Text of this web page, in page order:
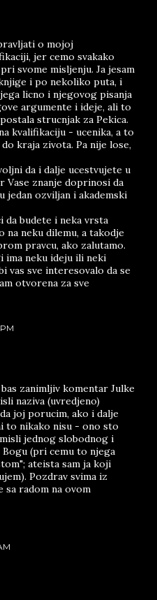
o mojoj
jer cemo svakako
svome misljenju. Ja jesam
i po nekoliko puta, i
licno i njegovog pisanja
argumente i ideje, ali to
strucnjak za Pekica.
kvalifikaciju - ucenika, a to
kraja zivota. Pa nije lose,
da i dalje ucestvujete u
Vase znanje doprinosi da
jedan ozviljan i akademski
da budete i neka vrsta
na neku dilemu, a takodje
pravcu, ako zalutamo.
ima neku ideju ili neki
vas sve interesovalo da se
otvorena za sve
zanimljiv komentar Julke
naziva (uvredjeno)
joj porucim, ako i dalje
to nikako nisu - ono sto
jednog slobodnog i
(pri cemu to njega
ateista sam ja koji
Pozdrav svima iz
sa radom na ovom